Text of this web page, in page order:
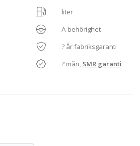
liter
A-behörighet
? år fabriksgaranti
? mån, SMR garanti